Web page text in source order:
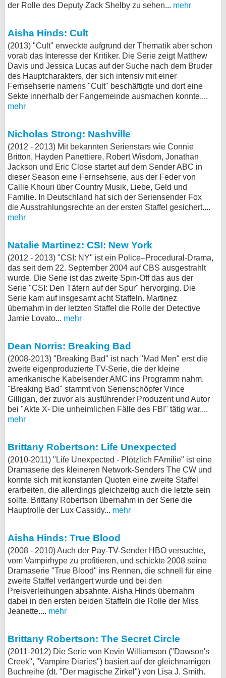
der Rolle des Deputy Zack Shelby zu sehen... mehr
Aisha Hinds: Cult
(2013) "Cult" erweckte aufgrund der Thematik aber schon
vorab das Interesse der Kritiker. Die Serie zeigt Matthew
Davis und Jessica Lucas auf der Suche nach dem Bruder
des Hauptcharakters, der sich intensiv mit einer
Fernsehserie namens "Cult" beschäftigte und dort eine
Sekte innerhalb der Fangemeinde ausmachen konnte....
mehr
Nicholas Strong: Nashville
(2012 - 2013) Mit bekannten Serienstars wie Connie
Britton, Hayden Panettiere, Robert Wisdom, Jonathan
Jackson und Eric Close startet auf dem Sender ABC in
dieser Season eine Fernsehserie, aus der Feder von
Callie Khouri über Country Musik, Liebe, Geld und
Familie. In Deutschland hat sich der Seriensender Fox
die Ausstrahlungsrechte an der ersten Staffel gesichert....
mehr
Natalie Martinez: CSI: New York
(2012 - 2013) "CSI: NY" ist ein Police–Procedural-Drama,
das seit dem 22. September 2004 auf CBS ausgestrahlt
wurde. Die Serie ist das zweite Spin-Off das aus der
Serie "CSI: Den Tätern auf der Spur" hervorging. Die
Serie kam auf insgesamt acht Staffeln. Martinez
übernahm in der letzten Staffel die Rolle der Detective
Jamie Lovato... mehr
Dean Norris: Breaking Bad
(2008-2013) "Breaking Bad" ist nach "Mad Men" erst die
zweite eigenproduzierte TV-Serie, die der kleine
amerikanische Kabelsender AMC ins Programm nahm.
"Breaking Bad" stammt von Serienschöpfer Vince
Gilligan, der zuvor als ausführender Produzent und Autor
bei "Akte X- Die unheimlichen Fälle des FBI" tätig war....
mehr
Brittany Robertson: Life Unexpected
(2010-2011) "Life Unexpected - Plötzlich FAmilie" ist eine
Dramaserie des kleineren Network-Senders The CW und
konnte sich mit konstanten Quoten eine zweite Staffel
erarbeiten, die allerdings gleichzeitig auch die letzte sein
sollte. Brittany Robertson übernahm in der Serie die
Hauptrolle der Lux Cassidy... mehr
Aisha Hinds: True Blood
(2008 - 2010) Auch der Pay-TV-Sender HBO versuchte,
vom Vampirhype zu profitieren, und schickte 2008 seine
Dramaserie "True Blood" ins Rennen, die schnell für eine
zweite Staffel verlängert wurde und bei den
Preisverleihungen absahnte. Aisha Hinds übernahm
dabei in den ersten beiden Staffeln die Rolle der Miss
Jeanette.... mehr
Brittany Robertson: The Secret Circle
(2011-2012) Die Serie von Kevin Williamson ("Dawson's
Creek", "Vampire Diaries") basiert auf der gleichnamigen
Buchreihe (dt. "Der magische Zirkel") von Lisa J. Smith.